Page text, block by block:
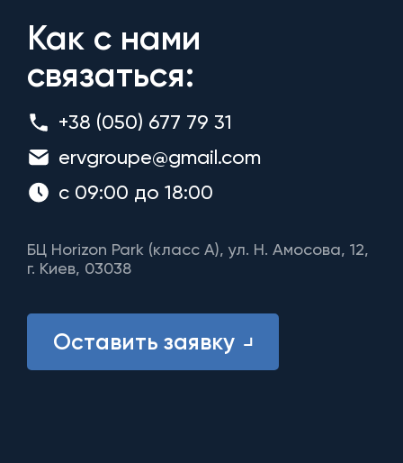
Как с нами
связаться:
+38 (050) 677 79 31
ervgroupe@gmail.com
с 09:00 до 18:00
БЦ Horizon Park (класс A), ул. Н. Амосова, 12,
г. Киев, 03038
Оставить заявку